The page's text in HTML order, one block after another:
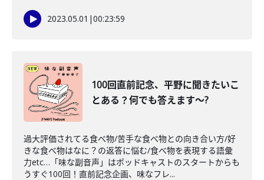
2023.05.01 |00:23:59
100回直前記念、平野に聞きたいこ
とある？何でも答えます～?
過大評価されてる食べ物/苦手な食べ物との向き合い方/好
きな食べ物はなに？の返答に悩む/食べ物を表現する語彙
力etc…「味な副音声」はポッドキャストのスタートからも
うすぐ100回！直前記念企画、味なフレ...